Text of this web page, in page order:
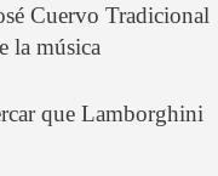
Cuervo Tradicional
la música
que Lamborghini